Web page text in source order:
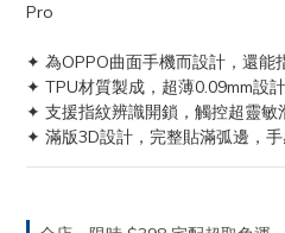
Pro
✦ 為OPPO曲面手機而設計，還能
✦ TPU材質製成，超薄0.09mm設
✦ 支援指紋辨識開鎖，觸控超靈敏
✦ 滿版3D設計，完整貼滿弧邊，